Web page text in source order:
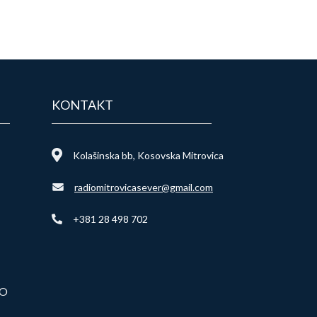
KONTAKT
Kolašinska bb, Kosovska Mitrovica
radiomitrovicasever@gmail.com
+381 28 498 702